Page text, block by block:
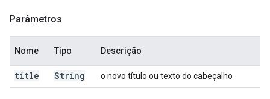
Parâmetros
Nome Tipo Descrição
title String o novo título ou texto do cabeçalho